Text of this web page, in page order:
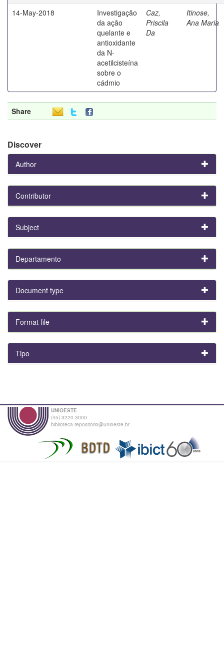
14-May-2018
Investigação
da ação
quelante e
antioxidante
da N-
acetilcisteína
sobre o
cádmio
Caz,
Priscila
Da
Itinose,
Ana Maria
Share
Discover
Author
Contributor
Subject
Departamento
Document type
Format file
Tipo
UNIOESTE
(45) 3220-3000
biblioteca.repositorio@unioeste.br